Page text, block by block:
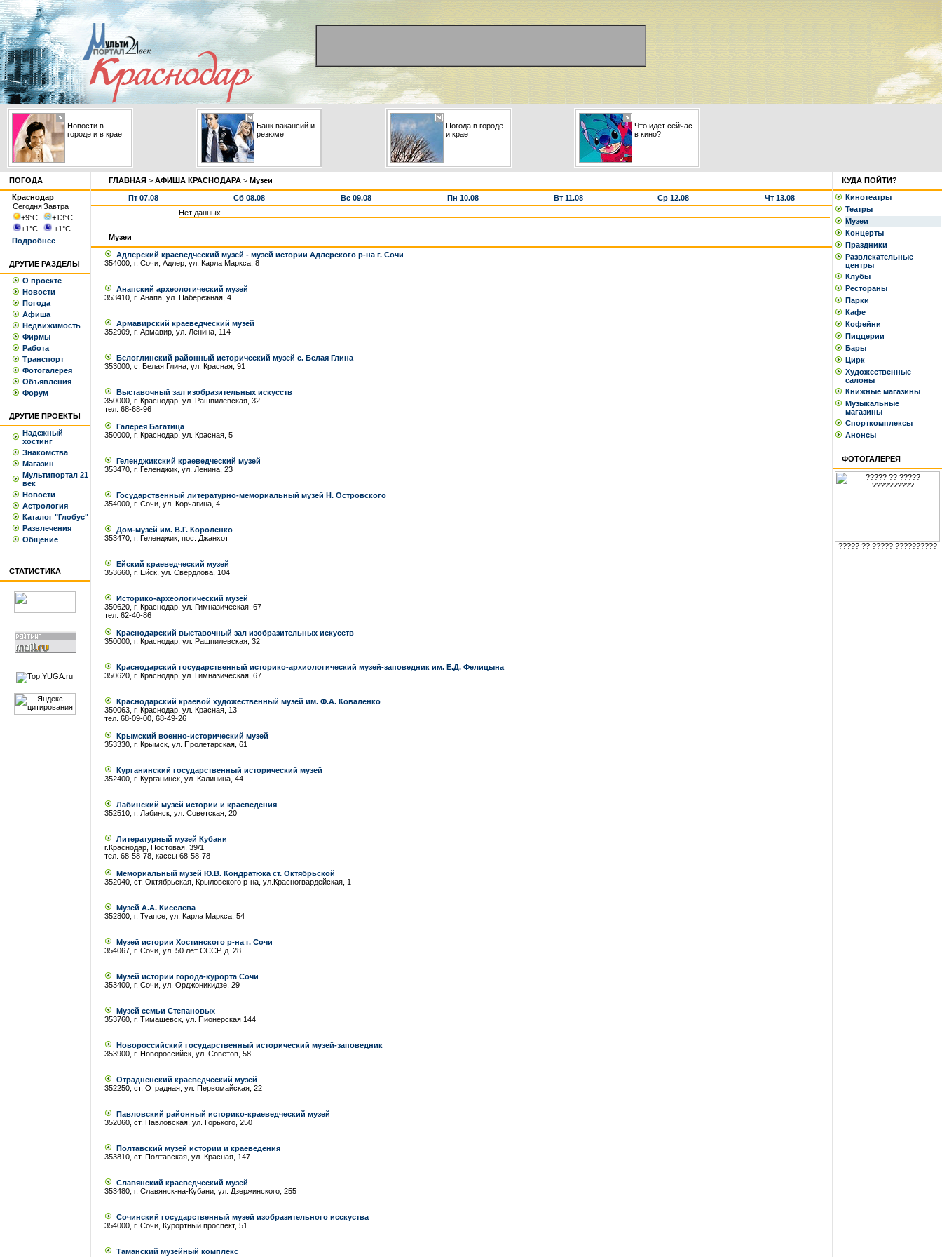
Новости в
городе и в крае
Банк вакансий и
резюме
Погода в городе
и крае
Что идет сейчас
в кино?
ПОГОДА
Краснодар
СегодняЗавтра
+9°С +13°С
+1°С +1°С
Подробнее
ДРУГИЕ РАЗДЕЛЫ
О проекте
Новости
Погода
Афиша
Недвижимость
Фирмы
Работа
Транспорт
Фотогалерея
Объявления
Форум
ДРУГИЕ ПРОЕКТЫ
Надежный
хостинг
Знакомства
Магазин
Мультипортал 21
век
Новости
Астрология
Каталог "Глобус"
Развлечения
Общение
СТАТИСТИКА
ГЛАВНАЯ > АФИША КРАСНОДАРА > Музеи
Пт 07.08 Сб 08.08 Вс 09.08 Пн 10.08 Вт 11.08 Ср 12.08
Чт 13.08
Нет данных
Музеи
Адлерский краеведческий музей - музей истории Адлерского р-на г. Сочи
354000, г. Сочи, Адлер, ул. Карла Маркса, 8
Анапский археологический музей
353410, г. Анапа, ул. Набережная, 4
Армавирский краеведческий музей
352909, г. Армавир, ул. Ленина, 114
Белоглинский районный исторический музей с. Белая Глина
353000, с. Белая Глина, ул. Красная, 91
Выставочный зал изобразительных искусств
350000, г. Краснодар, ул. Рашпилевская, 32
тел. 68-68-96
Галерея Багатица
350000, г. Краснодар, ул. Красная, 5
Геленджикский краеведческий музей
353470, г. Геленджик, ул. Ленина, 23
Государственный литературно-мемориальный музей Н. Островского
354000, г. Сочи, ул. Корчагина, 4
Дом-музей им. В.Г. Короленко
353470, г. Геленджик, пос. Джанхот
Ейский краеведческий музей
353660, г. Ейск, ул. Свердлова, 104
Историко-археологический музей
350620, г. Краснодар, ул. Гимназическая, 67
тел. 62-40-86
Краснодарский выставочный зал изобразительных искусств
350000, г. Краснодар, ул. Рашпилевская, 32
Краснодарский государственный историко-архиологический музей-заповедник им. Е.Д. Фелицына
350620, г. Краснодар, ул. Гимназическая, 67
Краснодарский краевой художественный музей им. Ф.А. Коваленко
350063, г. Краснодар, ул. Красная, 13
тел. 68-09-00, 68-49-26
Крымский военно-исторический музей
353330, г. Крымск, ул. Пролетарская, 61
Курганинский государственный исторический музей
352400, г. Курганинск, ул. Калинина, 44
Лабинский музей истории и краеведения
352510, г. Лабинск, ул. Советская, 20
Литературный музей Кубани
г.Краснодар, Постовая, 39/1
тел. 68-58-78, кассы 68-58-78
Мемориальный музей Ю.В. Кондратюка ст. Октябрьской
352040, ст. Октябрьская, Крыловского р-на, ул.Красногвардейская, 1
Музей А.А. Киселева
352800, г. Туапсе, ул. Карла Маркса, 54
Музей истории Хостинского р-на г. Сочи
354067, г. Сочи, ул. 50 лет СССР, д. 28
Музей истории города-курорта Сочи
353400, г. Сочи, ул. Орджоникидзе, 29
Музей семьи Степановых
353760, г. Тимашевск, ул. Пионерская 144
Новороссийский государственный исторический музей-заповедник
353900, г. Новороссийск, ул. Советов, 58
Отрадненский краеведческий музей
352250, ст. Отрадная, ул. Первомайская, 22
Павловский районный историко-краеведческий музей
352060, ст. Павловская, ул. Горького, 250
Полтавский музей истории и краеведения
353810, ст. Полтавская, ул. Красная, 147
Славянский краеведческий музей
353480, г. Славянск-на-Кубани, ул. Дзержинского, 255
Сочинский государственный музей изобразительного исскуства
354000, г. Сочи, Курортный проспект, 51
Таманский музейный комплекс
КУДА ПОЙТИ?
Кинотеатры
Театры
Музеи
Концерты
Праздники
Развлекательные
центры
Клубы
Рестораны
Парки
Кафе
Кофейни
Пиццерии
Бары
Цирк
Художественные
салоны
Книжные магазины
Музыкальные
магазины
Спорткомплексы
Анонсы
ФОТОГАЛЕРЕЯ
????? ?? ????? ??????????